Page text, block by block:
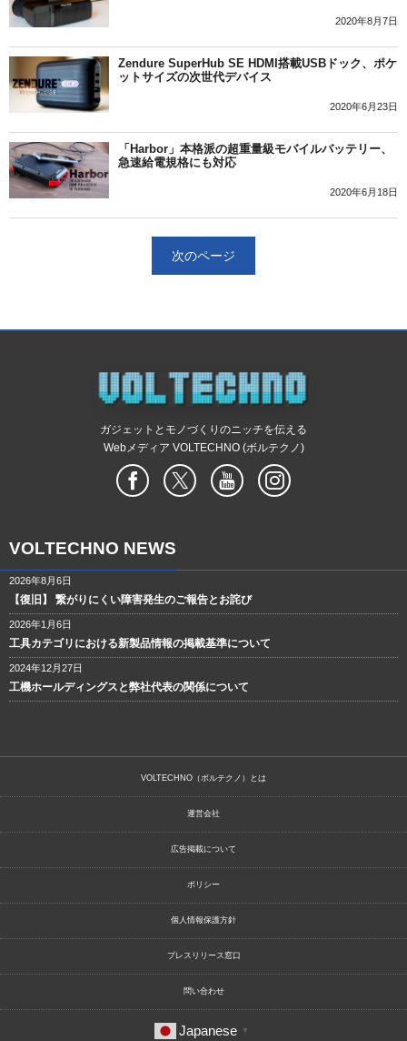
2020年8月7日
Zendure SuperHub SE HDMI搭載USBドック、ポケ
ットサイズの次世代デバイス
2020年6月23日
「Harbor」本格派の超重量級モバイルバッテリー、
急速給電規格にも対応
2020年6月18日
次のページ
ガジェットとモノづくりのニッチを伝える
Webメディア VOLTECHNO (ボルテクノ)
VOLTECHNO NEWS
2026年8月6日
【復旧】 繋がりにくい障害発生のご報告とお詫び
2026年1月6日
工具カテゴリにおける新製品情報の掲載基準について
2024年12月27日
工機ホールディングスと弊社代表の関係について
VOLTECHNO（ボルテクノ）とは
運営会社
広告掲載について
ポリシー
個人情報保護方針
プレスリリース窓口
問い合わせ
Japanese ▼